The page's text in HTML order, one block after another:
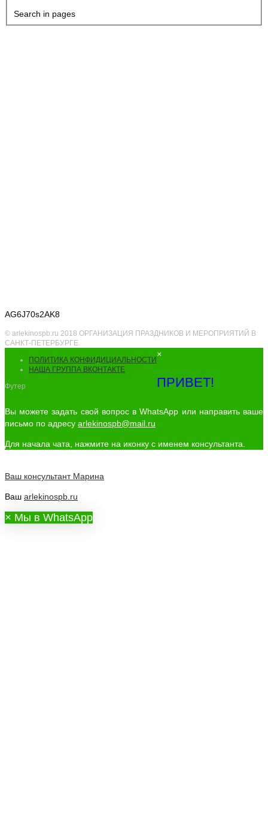
Search in pages
AG6J70s2AK8
© arlekinospb.ru 2018 ОРГАНИЗАЦИЯ ПРАЗДНИКОВ И МЕРОПРИЯТИЙ В
САНКТ-ПЕТЕРБУРГЕ.
ПОЛИТИКА КОНФИДИЦИАЛЬНОСТИ
НАША ГРУППА ВКОНТАКТЕ
Футер
×
ПРИВЕТ!
Вы можете задать свой вопрос в WhatsApp или направить ваше
письмо по адресу arlekinospb@mail.ru
Для начала чата, нажмите на иконку с именем консультанта.
Ваш консультант Марина
Ваш arlekinospb.ru
× Мы в WhatsApp